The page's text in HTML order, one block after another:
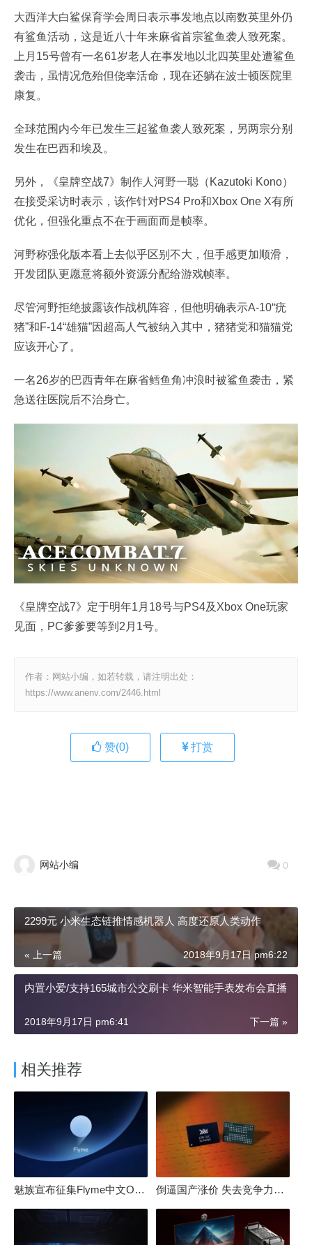
大西洋大白鲨保育学会周日表示事发地点以南数英里外仍
有鲨鱼活动，这是近八十年来麻省首宗鲨鱼袭人致死案。
上月15号曾有一名61岁老人在事发地以北四英里处遭鲨鱼
袭击，虽情况危殆但侥幸活命，现在还躺在波士顿医院里
康复。
全球范围内今年已发生三起鲨鱼袭人致死案，另两宗分别
发生在巴西和埃及。
另外，《皇牌空战7》制作人河野一聪（Kazutoki Kono）
在接受采访时表示，该作针对PS4 Pro和Xbox One X有所
优化，但强化重点不在于画面而是帧率。
河野称强化版本看上去似乎区别不大，但手感更加顺滑，
开发团队更愿意将额外资源分配给游戏帧率。
尽管河野拒绝披露该作战机阵容，但他明确表示A-10“疣
猪”和F-14“雄猫”因超高人气被纳入其中，猪猪党和猫猫党
应该开心了。
一名26岁的巴西青年在麻省鳕鱼角冲浪时被鲨鱼袭击，紧
急送往医院后不治身亡。
《皇牌空战7》定于明年1月18号与PS4及Xbox One玩家
见面，PC爹爹要等到2月1号。
作者：网站小编，如若转载，请注明出处：
https://www.anenv.com/2446.html
赞(0) 打赏
网站小编 0
2299元 小米生态链推情感机器人 高度还原人类动作
« 上一篇 2018年9月17日 pm6:22
内置小爱/支持165城市公交刷卡 华米智能手表发布会直播
下一篇 »
2018年9月17日 pm6:41
相关推荐
魅族宣布征集Flyme中文OS名：要像鸿蒙、澎湃一样响亮 倒逼国产涨价 失去竞争力！三星要减产50%：SSD必须涨价